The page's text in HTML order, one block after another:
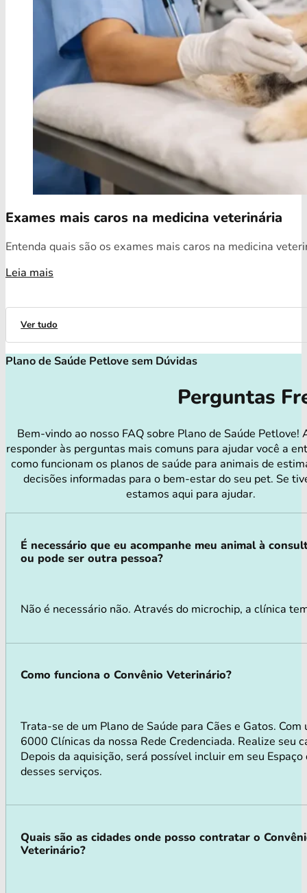
Exames mais caros na medicina veterinária
Entenda quais são os exames mais caros na medicina
Leia mais
Ver tudo
Plano de Saúde Petlove sem Dúvidas
Perguntas
Bem-vindo ao nosso FAQ sobre Plano de Saúde Petlove!
responder às perguntas mais comuns para ajudar você a
como funcionam os planos de saúde para animais de
decisões informadas para o bem-estar do seu pet. Se
estamos aqui para ajudar.
É necessário que eu acompanhe meu animal à
ou pode ser outra pessoa?
Não é necessário não. Através do microchip, a clínica
Como funciona o Convênio Veterinário?
Trata-se de um Plano de Saúde para Cães e Gatos.
6000 Clínicas da nossa Rede Credenciada. Realize seu
Depois da aquisição, será possível incluir em seu
desses serviços.
Quais são as cidades onde posso contratar o
Veterinário?